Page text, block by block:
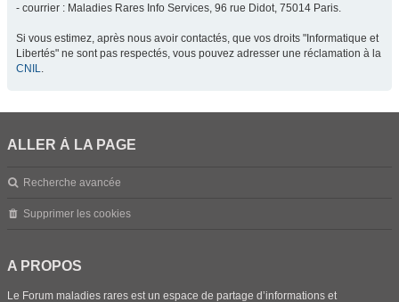
- courrier : Maladies Rares Info Services, 96 rue Didot, 75014 Paris.
Si vous estimez, après nous avoir contactés, que vos droits "Informatique et
Libertés" ne sont pas respectés, vous pouvez adresser une réclamation à la
CNIL.
ALLER À LA PAGE
Recherche avancée
Supprimer les cookies
A PROPOS
Le Forum maladies rares est un espace de partage d’informations et